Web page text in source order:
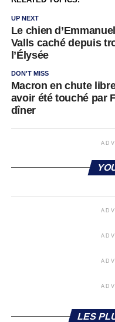
UP NEXT
Le chien
Valls caché depuis
l’Élysée
DON'T MISS
Macron en chute
avoir été touché par
dîner
LES